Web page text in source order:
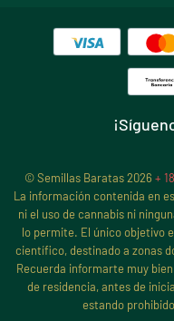
© Semillas Baratas 2026 +
La información contenida en
ni el uso de cannabis ni
lo permite. El único objetivo
científico, destinado a zonas
Recuerda informarte muy
de residencia, antes de
estando